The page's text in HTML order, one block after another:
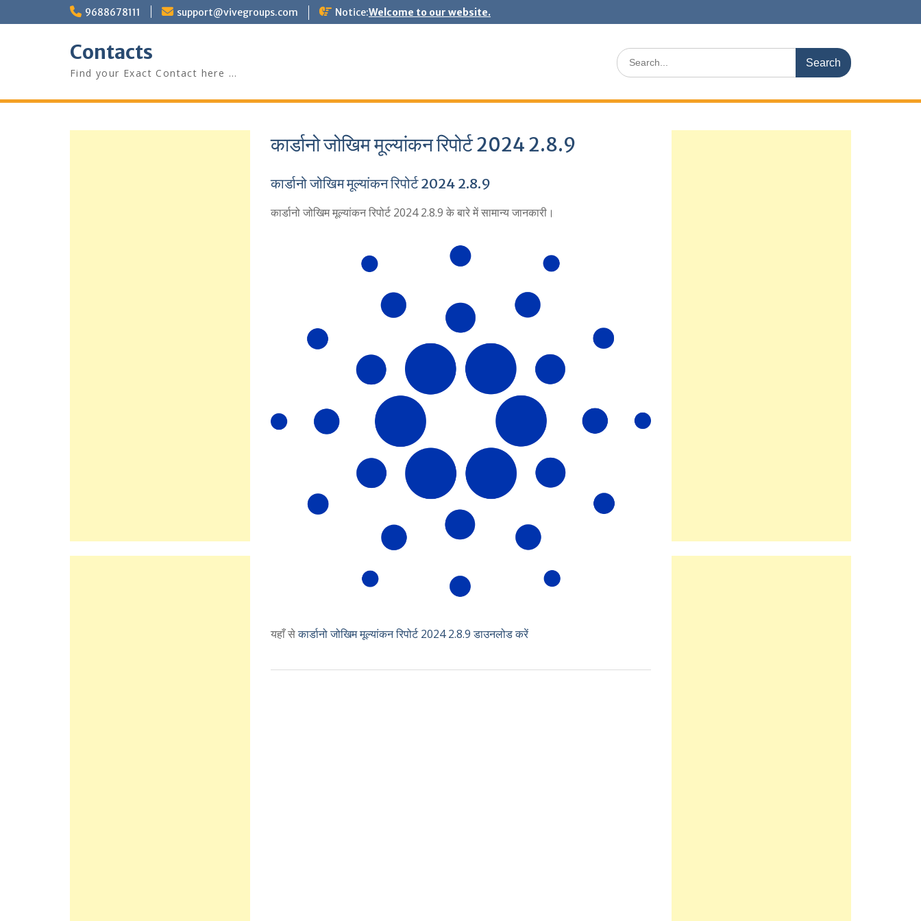
to
9688678111 support@vivegroups.com Notice:Welcome to our website.
Contacts
Find your Exact Contact here …
Search
for:
कार्डानो जोखिम मूल्यांकन रिपोर्ट 2024 2.8.9
कार्डानो जोखिम मूल्यांकन रिपोर्ट 2024 2.8.9
कार्डानो जोखिम मूल्यांकन रिपोर्ट 2024 2.8.9 के बारे में सामान्य जानकारी।
यहाँ सेकार्डानो जोखिम मूल्यांकन रिपोर्ट 2024 2.8.9 डाउनलोड करें